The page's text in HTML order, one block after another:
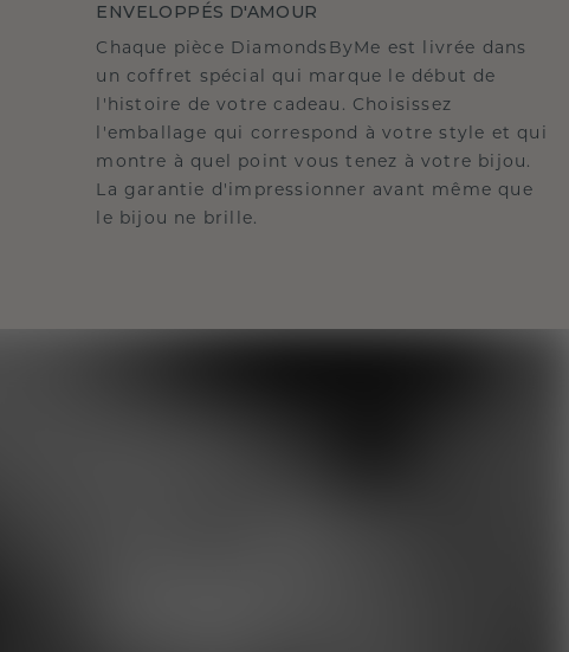
ENVELOPPÉS D'AMOUR
Chaque pièce DiamondsByMe est livrée dans
un coffret spécial qui marque le début de
l'histoire de votre cadeau. Choisissez
l'emballage qui correspond à votre style et qui
montre à quel point vous tenez à votre bijou.
La garantie d'impressionner avant même que
le bijou ne brille.